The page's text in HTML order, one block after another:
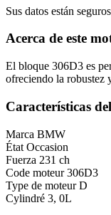
Sus datos están
Acerca de este
El bloque 306D3 es
ofreciendo la robustez
Características
Marca BMW
État Occasion
Fuerza 231 ch
Code moteur306D3
Type de moteurD
Cylindré 3, 0L